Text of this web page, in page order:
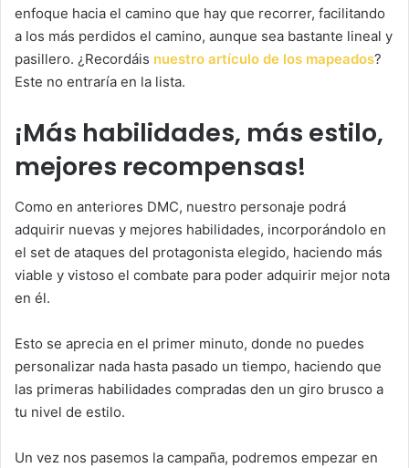
enfoque hacia el camino que hay que recorrer, facilitando
a los más perdidos el camino, aunque sea bastante lineal y
pasillero. ¿Recordáis nuestro artículo de los mapeados?
Este no entraría en la lista.
¡Más habilidades, más estilo,
mejores recompensas!
Como en anteriores DMC, nuestro personaje podrá
adquirir nuevas y mejores habilidades, incorporándolo en
el set de ataques del protagonista elegido, haciendo más
viable y vistoso el combate para poder adquirir mejor nota
en él.
Esto se aprecia en el primer minuto, donde no puedes
personalizar nada hasta pasado un tiempo, haciendo que
las primeras habilidades compradas den un giro brusco a
tu nivel de estilo.
Un vez nos pasemos la campaña, podremos empezar en